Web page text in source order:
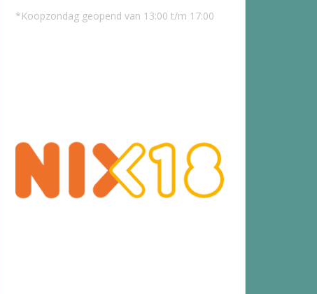
*Koopzondag geopend van 13:00 t/m 17:00